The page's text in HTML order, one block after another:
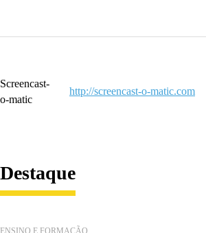
Screencast-
o-matic
http://screencast-o-matic.com
Destaque